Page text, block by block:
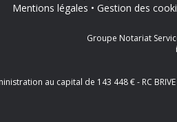
Mentions légales
Gestion des
Groupe Notariat
au capital de 143 448 € - RC